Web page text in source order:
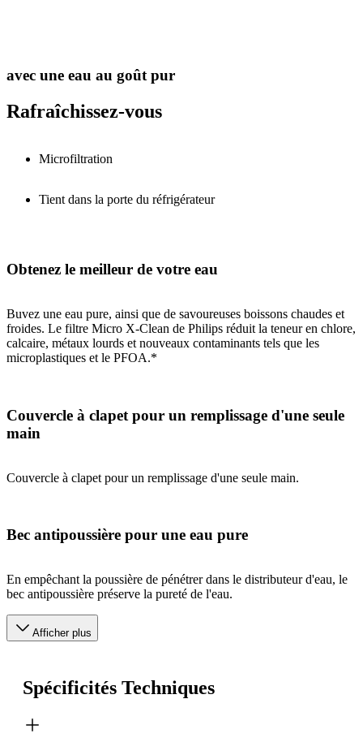
avec une eau au goût pur
Rafraîchissez-vous
Microfiltration
Tient dans la porte du réfrigérateur
Obtenez le meilleur de votre eau
Buvez une eau pure, ainsi que de savoureuses boissons chaudes et
froides. Le filtre Micro X-Clean de Philips réduit la teneur en chlore,
calcaire, métaux lourds et nouveaux contaminants tels que les
microplastiques et le PFOA.*
Couvercle à clapet pour un remplissage d'une seule
main
Couvercle à clapet pour un remplissage d'une seule main.
Bec antipoussière pour une eau pure
En empêchant la poussière de pénétrer dans le distributeur d'eau, le
bec antipoussière préserve la pureté de l'eau.
Afficher plus
Spécificités Techniques